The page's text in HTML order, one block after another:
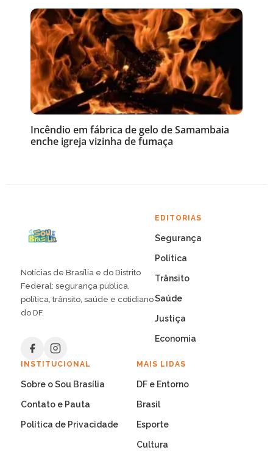
Incêndio em fábrica de gelo de Samambaia
enche igreja vizinha de fumaça
Notícias de Brasília e do Distrito
Federal: segurança pública,
política, trânsito, saúde e cotidiano
do DF.
EDITORIAS
Segurança
Política
Trânsito
Saúde
Justiça
Economia
INSTITUCIONAL
Sobre o Sou Brasília
Contato e Pauta
Política de Privacidade
MAIS LIDAS
DF e Entorno
Brasil
Esporte
Cultura